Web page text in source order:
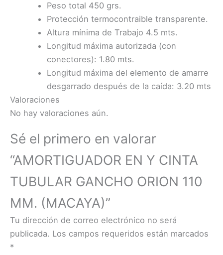
Peso total 450 grs.
Protección termocontraible transparente.
Altura mínima de Trabajo 4.5 mts.
Longitud máxima autorizada (con
conectores): 1.80 mts.
Longitud máxima del elemento de amarre
desgarrado después de la caída: 3.20 mts
Valoraciones
No hay valoraciones aún.
Sé el primero en valorar
“AMORTIGUADOR EN Y CINTA
TUBULAR GANCHO ORION 110
MM. (MACAYA)”
Tu dirección de correo electrónico no será
publicada. Los campos requeridos están marcados
*